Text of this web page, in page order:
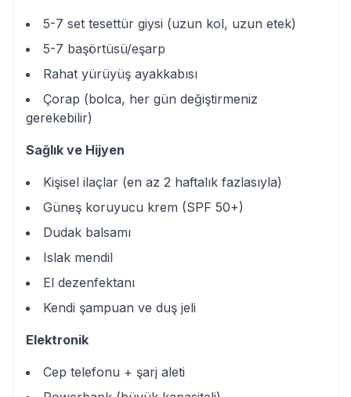
5-7 set tesettür giysi (uzun kol, uzun etek)
5-7 başörtüsü/eşarp
Rahat yürüyüş ayakkabısı
Çorap (bolca, her gün değiştirmeniz
gerekebilir)
Sağlık ve Hijyen
Kişisel ilaçlar (en az 2 haftalık fazlasıyla)
Güneş koruyucu krem (SPF 50+)
Dudak balsamı
Islak mendil
El dezenfektanı
Kendi şampuan ve duş jeli
Elektronik
Cep telefonu + şarj aleti